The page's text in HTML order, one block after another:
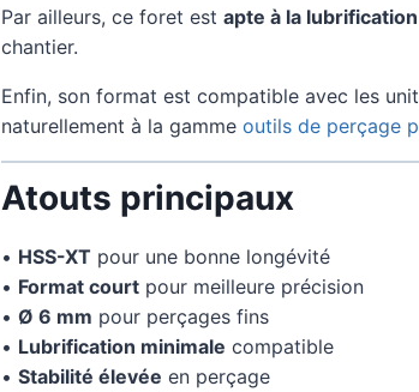
Par ailleurs, ce foret est apte à la
chantier.
Enfin, son format est compatible avec les
naturellement à la gamme outils de perçage
Atouts principaux
• HSS-XT pour une bonne longévité
• Format courtpour meilleure précision
• Ø 6 mm pour perçages fins
• Lubrification minimale compatible
• Stabilité élevée en perçage